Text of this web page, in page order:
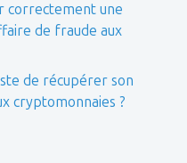
correctement une
de fraude aux
de récupérer son
cryptomonnaies ?